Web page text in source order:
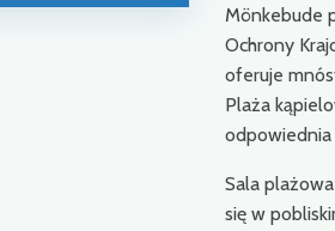
Mönkebude
Ochrony
oferuje
Plaża
odpowiednia
Sala
się w